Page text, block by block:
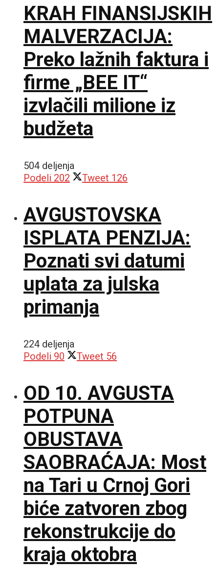
KRAH FINANSIJSKIH
MALVERZACIJA:
Preko lažnih faktura i
firme „BEE IT“
izvlačili milione iz
budžeta
504 deljenja
Podeli 202 Tweet 126
AVGUSTOVSKA
ISPLATA PENZIJA:
Poznati svi datumi
uplata za julska
primanja
224 deljenja
Podeli 90 Tweet 56
OD 10. AVGUSTA
POTPUNA
OBUSTAVA
SAOBRAĆAJA: Most
na Tari u Crnoj Gori
biće zatvoren zbog
rekonstrukcije do
kraja oktobra